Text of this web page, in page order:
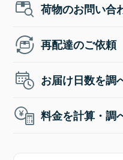
荷物のお問い合
再配達のご依頼
お届け日数を調
料金を計算・調